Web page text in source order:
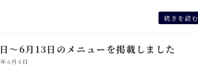
続きを読む
～6月13日のメニューを掲載しました
6月4日